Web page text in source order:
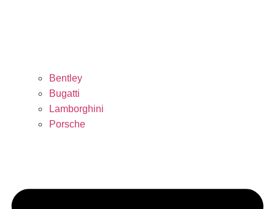
Bentley
Bugatti
Lamborghini
Porsche